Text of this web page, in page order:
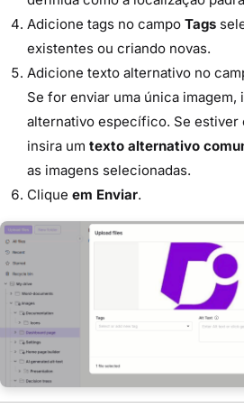
Adicione tags no campo Tags
existentes ou criando novas.
Adicione texto alternativo no
Se for enviar uma única imagem,
alternativo específico. Se estiver
insira um texto alternativo
as imagens selecionadas.
Clique em Enviar.